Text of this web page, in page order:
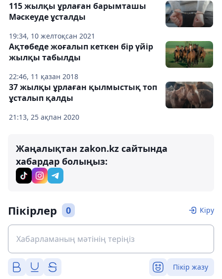
19:34, 10 желтоқсан 2021
115 жылқы ұрлаған барымташы
Мәскеуде ұсталды
22:46, 11 қазан 2018
Ақтөбеде жоғалып кеткен бір үйір
жылқы табылды
21:13, 25 ақпан 2020
37 жылқы ұрлаған қылмыстық топ
ұсталып қалды
Жаңалықтан zakon.kz сайтында
хабардар болыңыз:
Пікірлер 0 Кіру
Пікір жазу